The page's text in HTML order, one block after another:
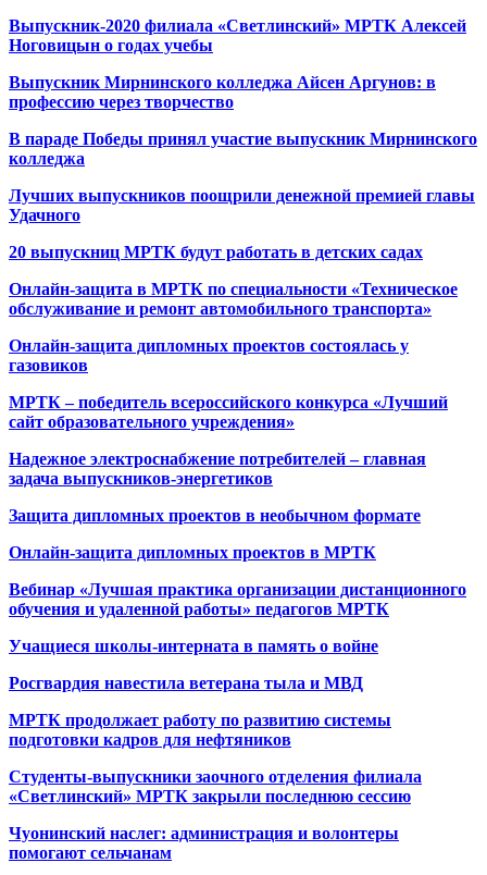
Выпускник-2020 филиала «Светлинский» МРТК Алексей
Ноговицын о годах учебы
Выпускник Мирнинского колледжа Айсен Аргунов: в
профессию через творчество
В параде Победы принял участие выпускник Мирнинского
колледжа
Лучших выпускников поощрили денежной премией главы
Удачного
20 выпускниц МРТК будут работать в детских садах
Онлайн-защита в МРТК по специальности «Техническое
обслуживание и ремонт автомобильного транспорта»
Онлайн-защита дипломных проектов состоялась у
газовиков
МРТК – победитель всероссийского конкурса «Лучший
сайт образовательного учреждения»
Надежное электроснабжение потребителей – главная
задача выпускников-энергетиков
Защита дипломных проектов в необычном формате
Онлайн-защита дипломных проектов в МРТК
Вебинар «Лучшая практика организации дистанционного
обучения и удаленной работы» педагогов МРТК
Учащиеся школы-интерната в память о войне
Росгвардия навестила ветерана тыла и МВД
МРТК продолжает работу по развитию системы
подготовки кадров для нефтяников
Студенты-выпускники заочного отделения филиала
«Светлинский» МРТК закрыли последнюю сессию
Чуонинский наслег: администрация и волонтеры
помогают сельчанам